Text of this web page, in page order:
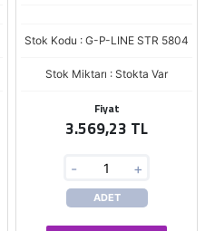
Stok Kodu : G-P-LINE STR 5804
Stok Miktarı : Stokta Var
Fiyat
3.569,23 TL
- +
ADET